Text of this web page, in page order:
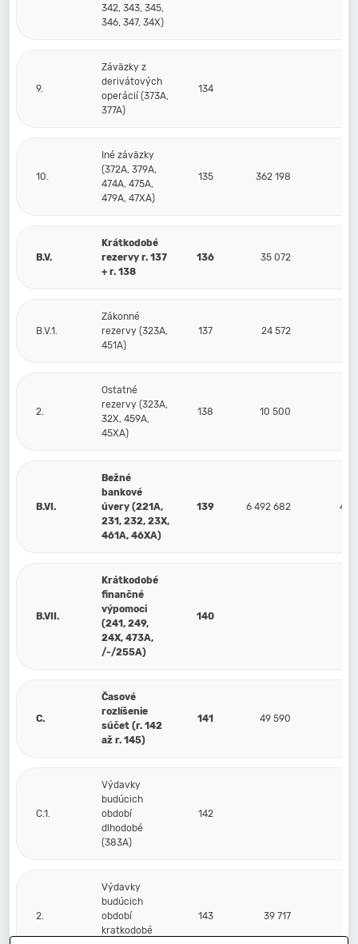
342, 343, 345,
346, 347, 34X)
9.
Záväzky z
derivátových
operácií (373A,
377A)
134
10.
Iné záväzky
(372A, 379A,
474A, 475A,
479A, 47XA)
135 362 198
B.V.
Krátkodobé
rezervy r. 137
+ r. 138
136 35 072
B.V.1.
Zákonné
rezervy (323A,
451A)
137 24 572
2.
Ostatné
rezervy (323A,
32X, 459A,
45XA)
138 10 500
B.VI.
Bežné
bankové
úvery (221A,
231, 232, 23X,
461A, 46XA)
139 6 492 682 4
B.VII.
Krátkodobé
finančné
výpomoci
(241, 249,
24X, 473A,
/-/255A)
140
C.
Časové
rozlíšenie
súčet (r. 142
až r. 145)
141 49 590
C.1.
Výdavky
budúcich
období
dlhodobé
(383A)
142
2.
Výdavky
budúcich
období
kratkodobé
143 39 717